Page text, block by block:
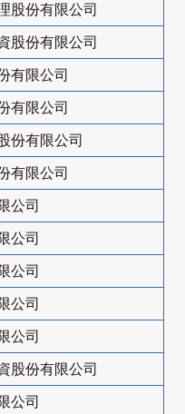
股份有限公司
股份有限公司
有限公司
有限公司
份有限公司
有限公司
公司
公司
公司
公司
公司
股份有限公司
公司